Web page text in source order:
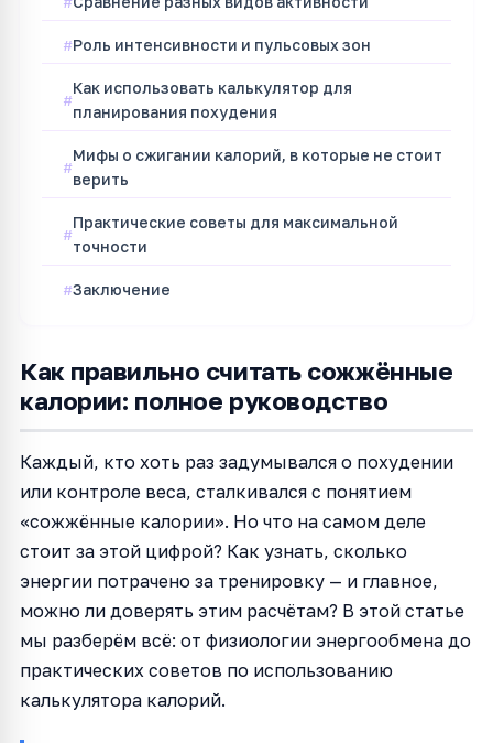
Роль интенсивности и пульсовых зон
Как использовать калькулятор для
планирования похудения
Мифы о сжигании калорий, в которые не стоит
верить
Практические советы для максимальной
точности
Заключение
Как правильно считать сожжённые
калории: полное руководство
Каждый, кто хоть раз задумывался о похудении
или контроле веса, сталкивался с понятием
«сожжённые калории». Но что на самом деле
стоит за этой цифрой? Как узнать, сколько
энергии потрачено за тренировку — и главное,
можно ли доверять этим расчётам? В этой статье
мы разберём всё: от физиологии энергообмена до
практических советов по использованию
калькулятора калорий.